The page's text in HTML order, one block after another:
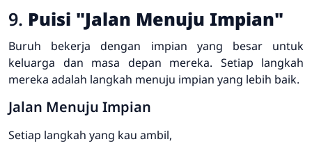
9. Puisi "Jalan Menuju Impian"
Buruh bekerja dengan impian yang besar untuk
keluarga dan masa depan mereka. Setiap langkah
mereka adalah langkah menuju impian yang lebih baik.
Jalan Menuju Impian
Setiap langkah yang kau ambil,